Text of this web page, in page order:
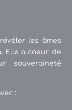
les âmes
Elle a coeur de
souveraineté
: